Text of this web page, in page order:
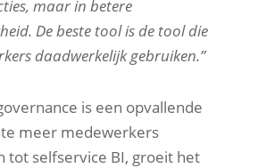
maar in betere
De beste tool is de tool die
daadwerkelijk gebruiken.”
is een opvallende
meer medewerkers
tot selfservice BI, groeit het